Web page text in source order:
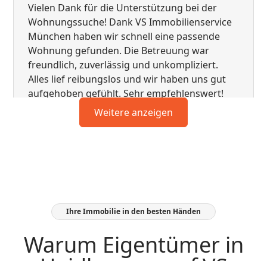
Vielen Dank für die Unterstützung bei der
Wohnungssuche! Dank VS Immobilienservice
München haben wir schnell eine passende
Wohnung gefunden. Die Betreuung war
freundlich, zuverlässig und unkompliziert.
Alles lief reibungslos und wir haben uns gut
aufgehoben gefühlt. Sehr empfehlenswert!
Sehr empfehlenswertes
Immobilienunternehmen in München! Ich
hatte eine durchweg positive Erfahrung mit
Weitere anzeigen
Ihre Immobilie in den besten Händen
Warum Eigentümer in